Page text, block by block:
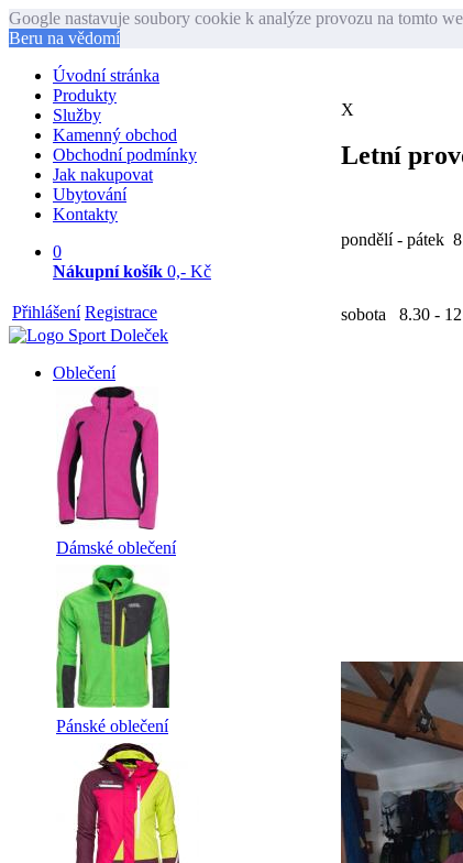
Google nastavuje soubory cookie k analýze provozu na tomto
Beru na vědomí
X
Letní
pondělí - pátek
sobota 8.30 -
Úvodní stránka
Produkty
Služby
Kamenný obchod
Obchodní podmínky
Jak nakupovat
Ubytování
Kontakty
0
Nákupní košík 0,- Kč
Přihlášení Registrace
Oblečení
Dámské oblečení
Pánské oblečení